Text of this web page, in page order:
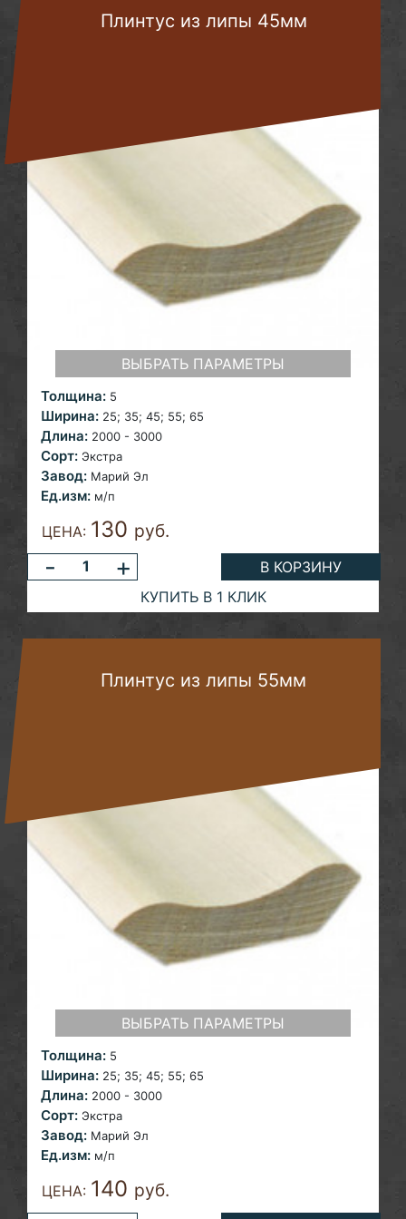
Плинтус из липы 45мм
ВЫБРАТЬ ПАРАМЕТРЫ
Толщина: 5
Ширина: 25; 35; 45; 55; 65
Длина: 2000 - 3000
Сорт: Экстра
Завод: Марий Эл
Ед.изм: м/п
ЦЕНА: 130 руб.
- +
В КОРЗИНУ
КУПИТЬ В 1 КЛИК
Плинтус из липы 55мм
ВЫБРАТЬ ПАРАМЕТРЫ
Толщина: 5
Ширина: 25; 35; 45; 55; 65
Длина: 2000 - 3000
Сорт: Экстра
Завод: Марий Эл
Ед.изм: м/п
ЦЕНА: 140 руб.